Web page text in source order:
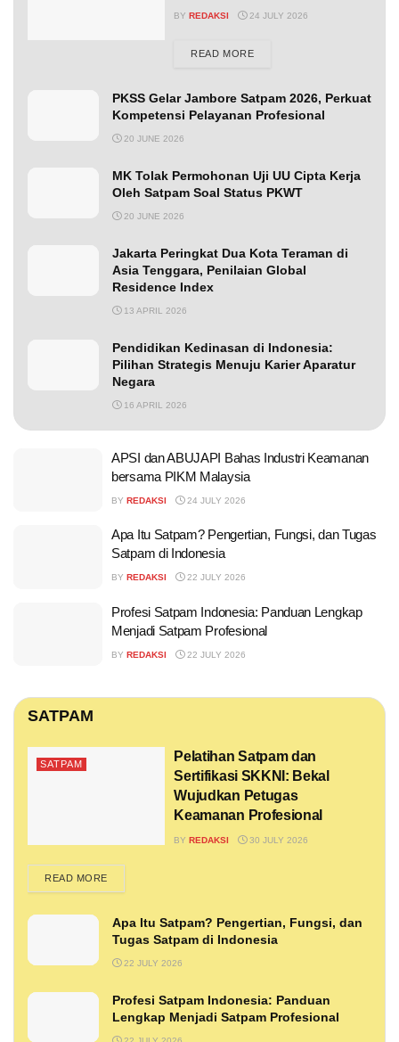
BY REDAKSI 24 JULY 2026
READ MOREDETAILS
PKSS Gelar Jambore Satpam 2026, Perkuat
Kompetensi Pelayanan Profesional
20 JUNE 2026
MK Tolak Permohonan Uji UU Cipta Kerja
Oleh Satpam Soal Status PKWT
20 JUNE 2026
Jakarta Peringkat Dua Kota Teraman di
Asia Tenggara, Penilaian Global
Residence Index
13 APRIL 2026
Pendidikan Kedinasan di Indonesia:
Pilihan Strategis Menuju Karier Aparatur
Negara
16 APRIL 2026
APSI dan ABUJAPI Bahas Industri Keamanan
bersama PIKM Malaysia
BY REDAKSI 24 JULY 2026
Apa Itu Satpam? Pengertian, Fungsi, dan Tugas
Satpam di Indonesia
BY REDAKSI 22 JULY 2026
Profesi Satpam Indonesia: Panduan Lengkap
Menjadi Satpam Profesional
BY REDAKSI 22 JULY 2026
SATPAM
SATPAM
Pelatihan Satpam dan
Sertifikasi SKKNI: Bekal
Wujudkan Petugas
Keamanan Profesional
BY REDAKSI 30 JULY 2026
READ MOREDETAILS
Apa Itu Satpam? Pengertian, Fungsi, dan
Tugas Satpam di Indonesia
22 JULY 2026
Profesi Satpam Indonesia: Panduan
Lengkap Menjadi Satpam Profesional